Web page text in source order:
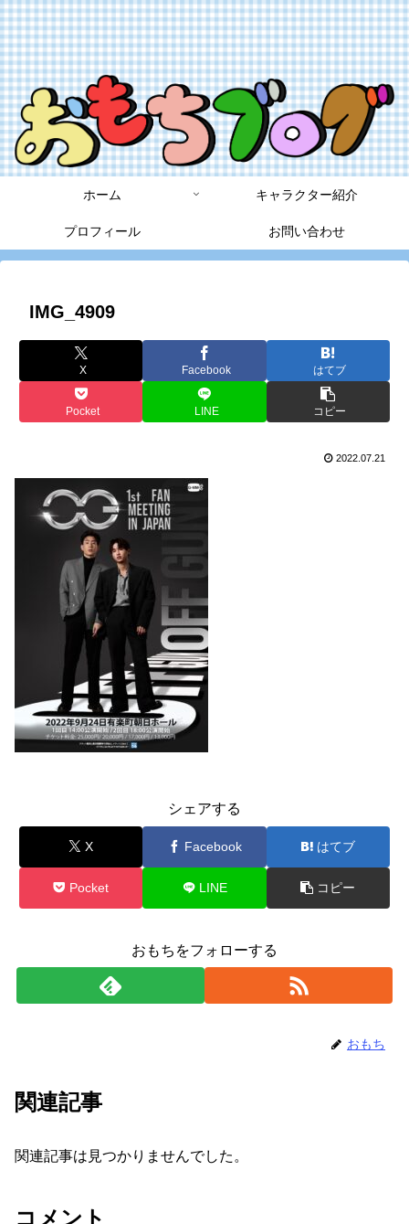
ホーム キャラクター紹介
プロフィール お問い合わせ
IMG_4909
X Facebook はてブ
Pocket LINE コピー
2022.07.21
シェアする
X Facebook はてブ
Pocket LINE コピー
おもちをフォローする
おもち
関連記事
関連記事は見つかりませんでした。
コメント